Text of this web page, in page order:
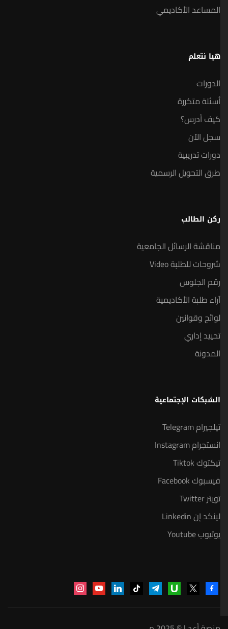
المساعد الأكاديمي
هيا نتعلم
الدورات
أسئلة متكررة
كيف أدرس؟
سجل الآن
دورات تدريبية
طرق التحويل الرسمية
ركن الطالب
مناقشة الرسائل الجامعية
شروحات للطلبة Video
رقم الجلوس
آراء طلبة الأكاديمية
لوائح وقوانين
تحييد إداري
المدونة
الشبكات الإجتماعية
تيلجيرام Telegram
انستجرام Instagram
تيكتوك Tiktok
فيسبوك Facebook
تويتر Twitter
لينكد إن Linkedin
يوتيوب Youtube
facebook-
x
udemy
telegram
tiktok
linkedin
youtube
instagram